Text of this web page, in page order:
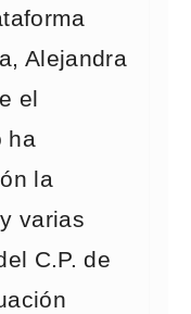
Alejandra
el
ha
la
varias
C.P. de